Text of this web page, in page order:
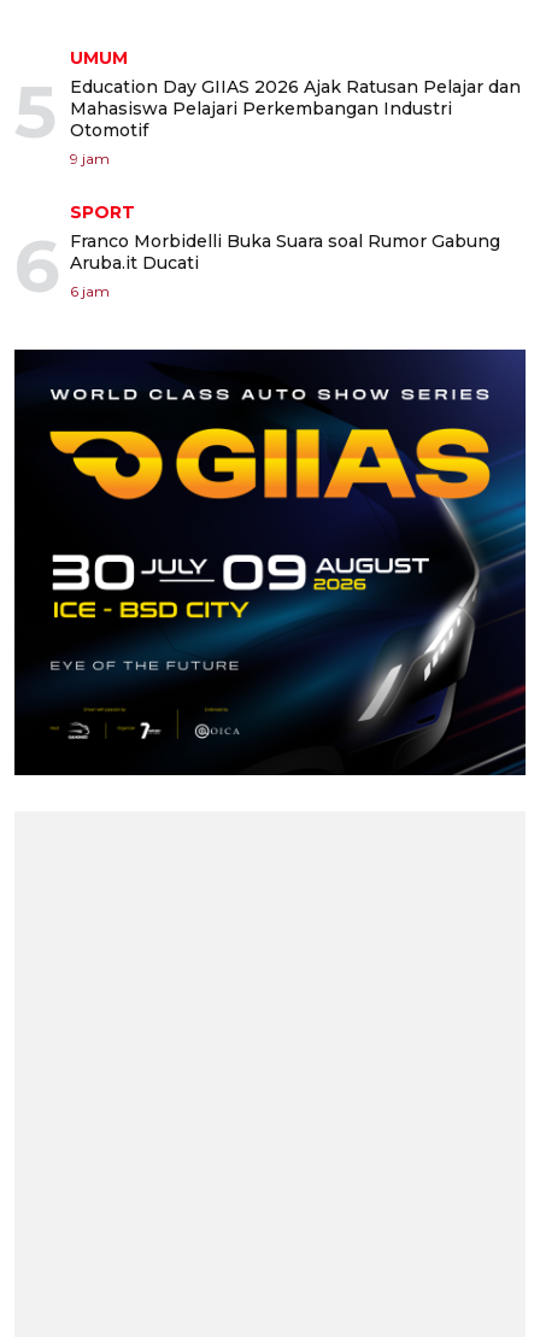
5
UMUM
Education Day GIIAS 2026 Ajak Ratusan Pelajar dan
Mahasiswa Pelajari Perkembangan Industri
Otomotif
9 jam
6
SPORT
Franco Morbidelli Buka Suara soal Rumor Gabung
Aruba.it Ducati
6 jam